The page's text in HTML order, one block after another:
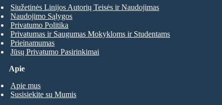
Apie
Apie mus
Susisiekite su Mumis
Siužetinės Linijos Autorių Teisės ir Naudojimas
Naudojimo Sąlygos
Privatumo Politika
Privatumas ir Saugumas Mokykloms ir Studentams
Prieinamumas
Jūsų Privatumo Pasirinkimai